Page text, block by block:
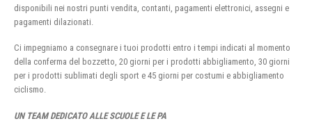
disponibili nei nostri punti vendita, contanti, pagamenti elettronici, assegni e
pagamenti dilazionati.
Ci impegniamo a consegnare i tuoi prodotti entro i tempi indicati al momento
della conferma del bozzetto, 20 giorni per i prodotti abbigliamento, 30 giorni
per i prodotti sublimati degli sport e 45 giorni per costumi e abbigliamento
ciclismo.
UN TEAM DEDICATO ALLE SCUOLE E LE PA